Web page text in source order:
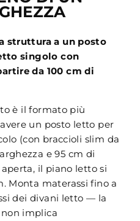
struttura a un posto
singolo con
da 100 cm di
è il formato più
un posto letto per
(con braccioli slim da
e 95 cm di
il piano letto si
Monta materassi fino a
dei divani letto — la
implica